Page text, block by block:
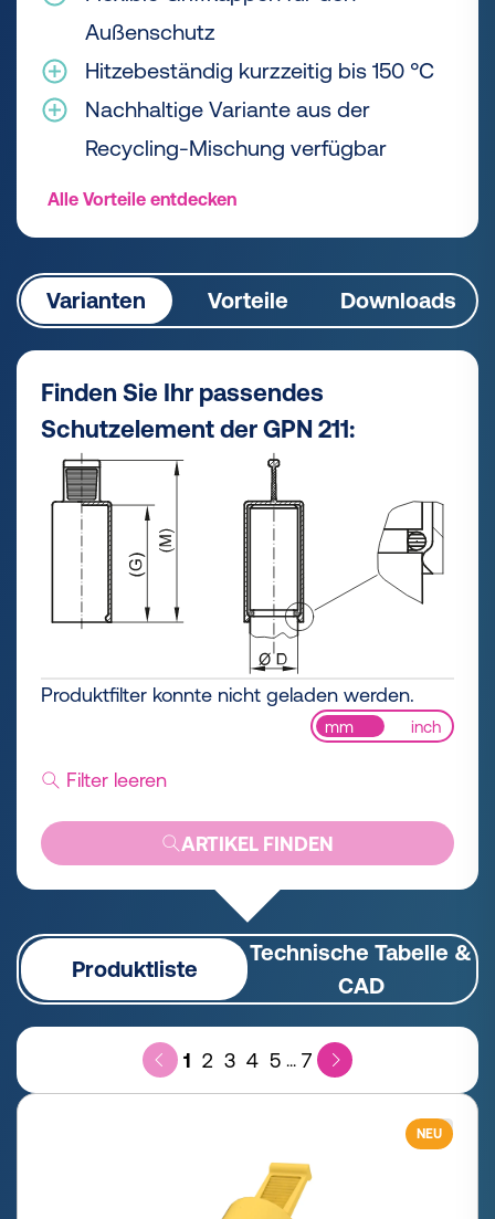
Außenschutz
Hitzebeständig kurzzeitig bis 150 °C
Nachhaltige Variante aus der
Recycling-Mischung verfügbar
Alle Vorteile entdecken
Varianten Vorteile Downloads
Finden Sie Ihr passendes
Schutzelement der GPN 211:
Produktfilter konnte nicht geladen werden.
mm inch
Filter leeren
ARTIKEL FINDEN
Produktliste
Technische Tabelle &
CAD
1 2 3 4 5 ... 7
NEU